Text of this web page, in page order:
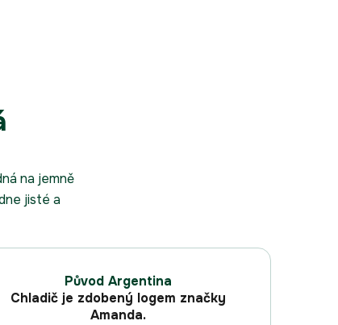
na jemně
jisté a
Původ Argentina
Chladič je zdobený logem značky
Amanda.